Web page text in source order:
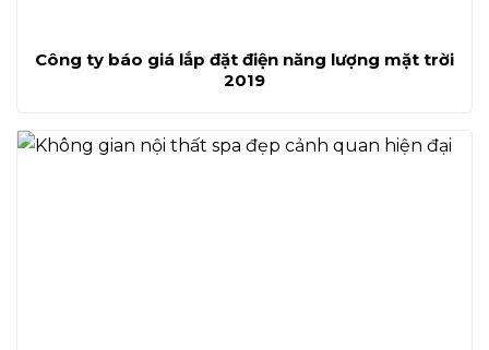
Công ty báo giá lắp đặt điện năng lượng mặt trời
2019